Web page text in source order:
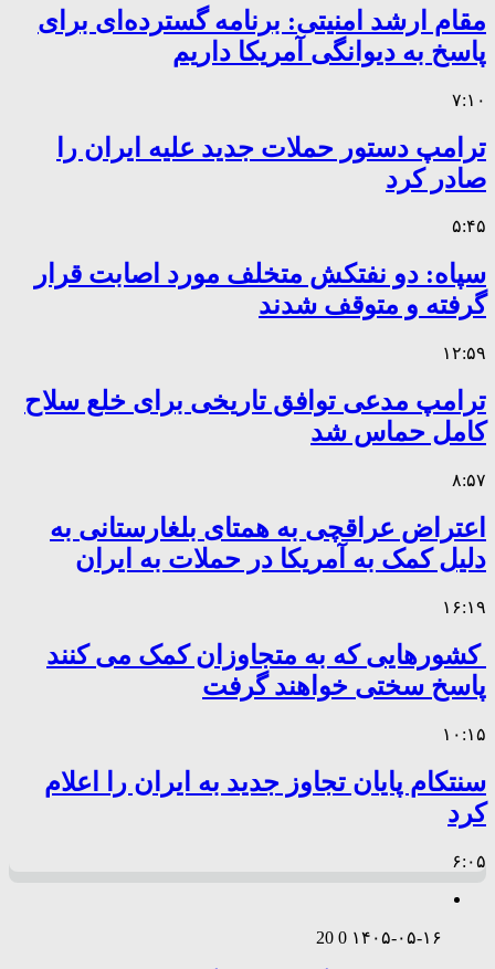
مقام ارشد امنیتی: برنامه گسترده‌ای برای
پاسخ به دیوانگی آمریکا داریم
۷:۱۰
ترامپ دستور حملات جدید علیه ایران را
صادر کرد
۵:۴۵
سپاه: دو نفتکش متخلف مورد اصابت قرار
گرفته و متوقف شدند
۱۲:۵۹
ترامپ مدعی توافق تاریخی برای خلع سلاح
کامل حماس شد
۸:۵۷
اعتراض عراقچی به همتای بلغارستانی به
دلیل کمک به آمریکا در حملات به ایران
۱۶:۱۹
کشورهایی که به متجاوزان کمک می کنند
پاسخ سختی خواهند گرفت
۱۰:۱۵
سنتکام پایان تجاوز جدید به ایران را اعلام
کرد
۶:۰۵
۱۴۰۵-۰۵-۱۶ 0
20